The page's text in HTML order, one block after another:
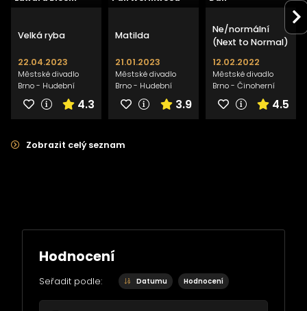
Velká ryba
22.04.2023
Městské divadlo
Brno - Hudební
scéna
4.3
Matilda
21.01.2023
Městské divadlo
Brno - Hudební
scéna
3.9
Ne/normální
(Next to Normal)
12.02.2022
Městské divadlo
Brno - Činoherní
scéna
4.5
Zobrazit celý seznam
Hodnocení
Seřadit podle: Datumu Hodnocení